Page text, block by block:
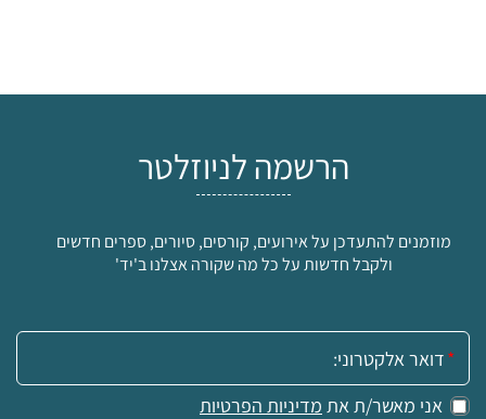
הרשמה לניוזלטר
מוזמנים להתעדכן על אירועים, קורסים, סיורים, ספרים חדשים
ולקבל חדשות על כל מה שקורה אצלנו ב'יד'
אימייל:
אני מאשר/ת את מדיניות הפרטיות